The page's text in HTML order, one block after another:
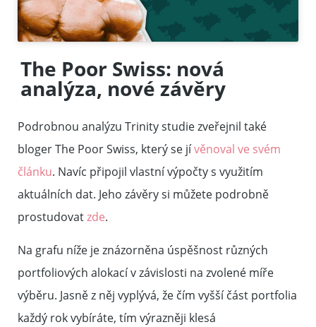
The Poor Swiss: nová
analýza, nové závěry
Podrobnou analýzu Trinity studie zveřejnil také
bloger The Poor Swiss, který se jívěnoval ve svém
článku. Navíc připojil vlastní výpočty s využitím
aktuálních dat. Jeho závěry si můžete podrobně
prostudovatzde.
Na grafu níže je znázorněna úspěšnost různých
portfoliových alokací v závislosti na zvolené míře
výběru. Jasně z něj vyplývá, že čím vyšší část portfolia
každý rok vybíráte, tím výrazněji klesá